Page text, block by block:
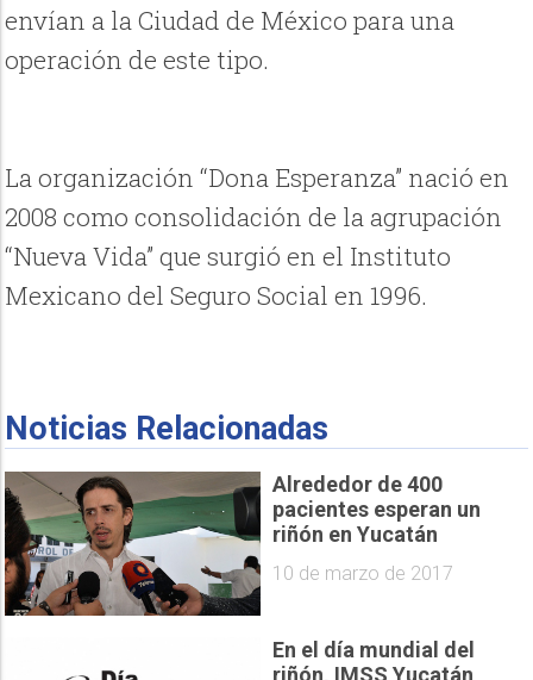
envían a la Ciudad de México para una
operación de este tipo.
La organización “Dona Esperanza” nació en
2008 como consolidación de la agrupación
“Nueva Vida” que surgió en el Instituto
Mexicano del Seguro Social en 1996.
Noticias Relacionadas
Alrededor de 400
pacientes esperan un
riñón en Yucatán
10 de marzo de 2017
En el día mundial del